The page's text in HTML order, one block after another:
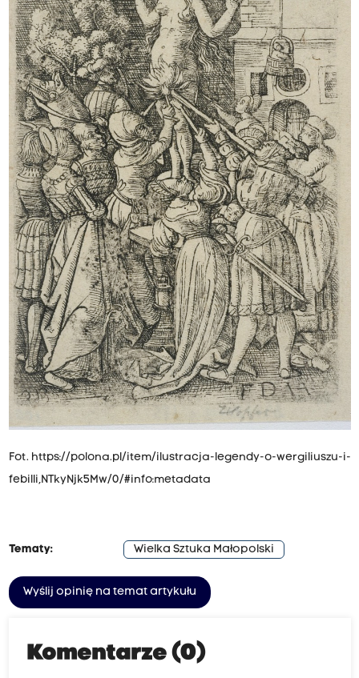
Fot. https://polona.pl/item/ilustracja-legendy-o-wergiliuszu-i-
febilli,NTkyNjk5Mw/0/#info:metadata
Tematy: Wielka Sztuka Małopolski
Wyślij opinię na temat artykułu
Komentarze (0)